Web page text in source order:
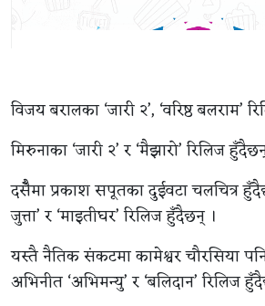
विजय बरालका ‘जारी २’, ‘वरिष्ठ बलराम’
मिरुनाका ‘जारी २’ र ‘मैझारो’ रिलिज
दसैँमा प्रकाश सपूतका दुईवटा चलचित्र
जुत्ता’ र ‘माइतीघर’ रिलिज हुँदैछन् ।
यस्तै नैतिक संकटमा कामेश्वर चौरसिया
अभिनीत ‘अभिमन्यु’ र ‘बलिदान’ रिलिज